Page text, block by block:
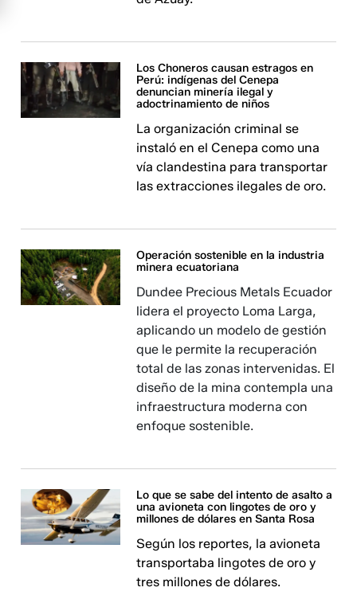
Los Choneros causan estragos en
Perú: indígenas del Cenepa
denuncian minería ilegal y
adoctrinamiento de niños
La organización criminal se
instaló en el Cenepa como una
vía clandestina para transportar
las extracciones ilegales de oro.
Operación sostenible en la industria
minera ecuatoriana
Dundee Precious Metals Ecuador
lidera el proyecto Loma Larga,
aplicando un modelo de gestión
que le permite la recuperación
total de las zonas intervenidas. El
diseño de la mina contempla una
infraestructura moderna con
enfoque sostenible.
Lo que se sabe del intento de asalto a
una avioneta con lingotes de oro y
millones de dólares en Santa Rosa
Según los reportes, la avioneta
transportaba lingotes de oro y
tres millones de dólares.